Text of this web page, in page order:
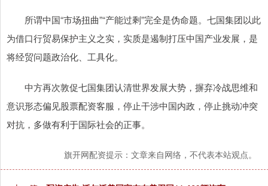
所谓中国“市场扭曲”“产能过剩”完全是伪命题。七国集团以此
为借口行贸易保护主义之实，实质是遏制打压中国产业发展，是
将经贸问题政治化、工具化。
中方再次敦促七国集团认清世界发展大势，摒弃冷战思维和
意识形态偏见股票配资客服，停止干涉中国内政，停止挑动冲突
对抗，多做有利于国际社会的正事。
旗开网配资提示：文章来自网络，不代表本站观点。